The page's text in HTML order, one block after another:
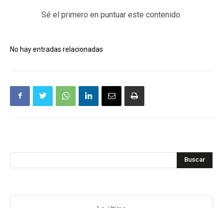
Sé el primero en puntuar este contenido.
No hay entradas relacionadas
Buscar